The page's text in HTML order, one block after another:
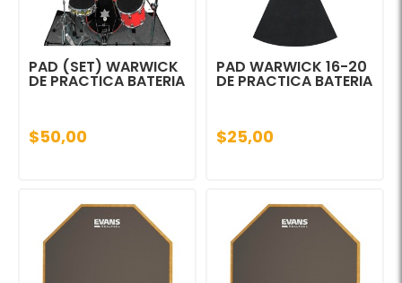
PAD (SET) WARWICK
DE PRACTICA BATERIA
$50,00
PAD WARWICK 16-20
DE PRACTICA BATERIA
$25,00